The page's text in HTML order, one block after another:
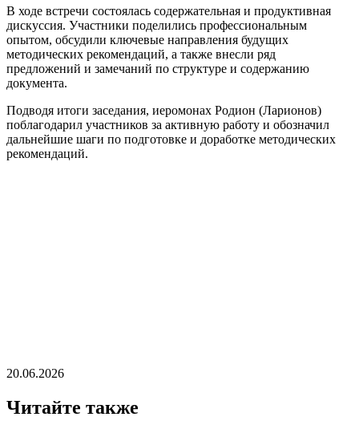
В ходе встречи состоялась содержательная и продуктивная
дискуссия. Участники поделились профессиональным
опытом, обсудили ключевые направления будущих
методических рекомендаций, а также внесли ряд
предложений и замечаний по структуре и содержанию
документа.
Подводя итоги заседания, иеромонах Родион (Ларионов)
поблагодарил участников за активную работу и обозначил
дальнейшие шаги по подготовке и доработке методических
рекомендаций.
20.06.2026
Читайте также